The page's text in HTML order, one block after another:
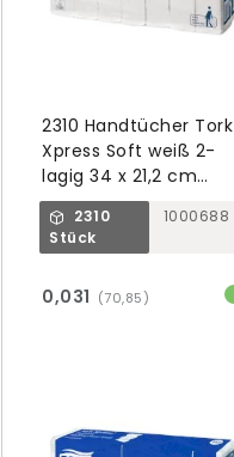
2310 Handtücher Tork
Xpress Soft weiß 2-
lagig 34 x 21,2 cm
ineinader gef. H2
2310
Stück
1000688
0,031 (70,85)